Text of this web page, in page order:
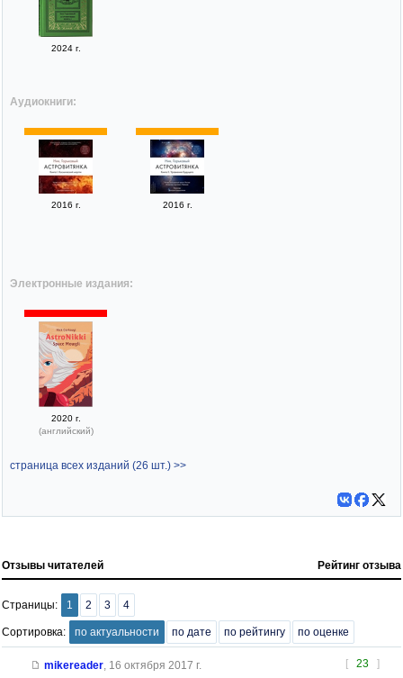
2024 г.
Аудиокниги:
2016 г. 2016 г.
Электронные издания:
2020 г.
(английский)
страница всех изданий (26 шт.) >>
Отзывы читателей Рейтинг отзыва
Страницы: 1 2 3 4
Сортировка: по актуальности по дате по рейтингу по оценке
[ 23 ]
mikereader, 16 октября 2017 г.